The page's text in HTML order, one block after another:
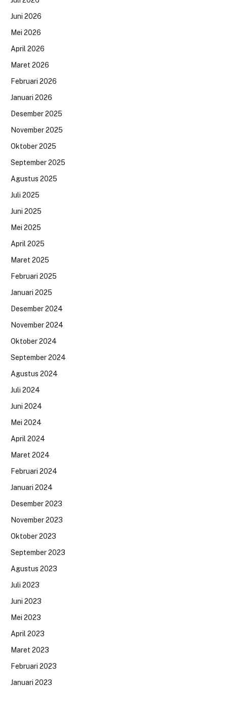
Juni 2026
Mei 2026
April 2026
Maret 2026
Februari 2026
Januari 2026
Desember 2025
November 2025
Oktober 2025
September 2025
Agustus 2025
Juli 2025
Juni 2025
Mei 2025
April 2025
Maret 2025
Februari 2025
Januari 2025
Desember 2024
November 2024
Oktober 2024
September 2024
Agustus 2024
Juli 2024
Juni 2024
Mei 2024
April 2024
Maret 2024
Februari 2024
Januari 2024
Desember 2023
November 2023
Oktober 2023
September 2023
Agustus 2023
Juli 2023
Juni 2023
Mei 2023
April 2023
Maret 2023
Februari 2023
Januari 2023